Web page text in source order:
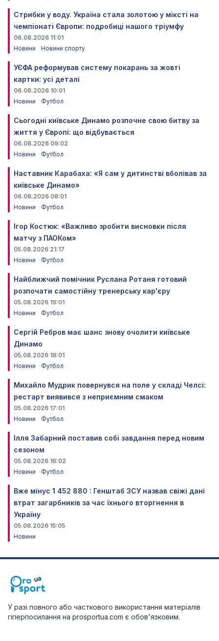
Стрибки у воду. Україна стала золотою у міксті на
чемпіонаті Європи: подробиці нашого тріумфу
06.08.2026 11:01
Новини
Новини спорту
УЄФА реформував систему покарань за жовті
картки: усі деталі
06.08.2026 10:01
Новини
Футбол
Сьогодні київське Динамо розпочне свою битву за
життя у Європі: що відбувається
06.08.2026 09:02
Новини
Футбол
Наставник Карабаха: «Я сам у дитинстві вболівав за
київське Динамо»
06.08.2026 08:01
Новини
Футбол
Ігор Костюк: «Важливо зробити висновки після
матчу з ПАОКом»
05.08.2026 21:17
Новини
Футбол
Найближчий помічник Руслана Ротаня готовий
розпочати самостійну тренерську кар'єру
05.08.2026 19:01
Новини
Футбол
Сергій Ребров має шанс знову очолити київське
Динамо
05.08.2026 18:01
Новини
Футбол
Михайло Мудрик повернувся на поле у складі Челсі:
рестарт виявився з неприємним смаком
05.08.2026 17:01
Новини
Футбол
Ілля Забарний поставив собі завдання перед новим
сезоном
05.08.2026 16:02
Новини
Футбол
Вже мінус 1 452 880 : Генштаб ЗСУ назвав свіжі дані
втрат загарбників за час їхнього вторгнення в
Україну
05.08.2026 15:05
Новини
У разі повного або часткового використання матеріалів
гіперпосилання на prosportua.com є обов'язковим.